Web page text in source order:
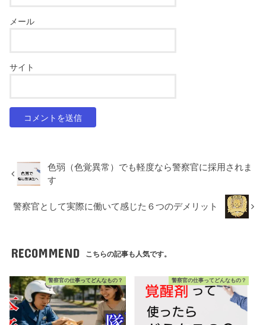
メール
サイト
色弱（色覚異常）でも軽度なら警察官に採用されま
す
警察官として実際に働いて感じた６つのデメリット
RECOMMEND こちらの記事も人気です。
警察官の仕事ってどんなもの？ 警察官の仕事ってどんなもの？